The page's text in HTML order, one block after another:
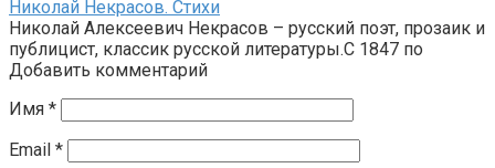
Николай Некрасов. Стихи
Николай Алексеевич Некрасов – русский поэт, прозаик и
публицист, классик русской литературы.С 1847 по
Добавить комментарий
Имя *
Email *